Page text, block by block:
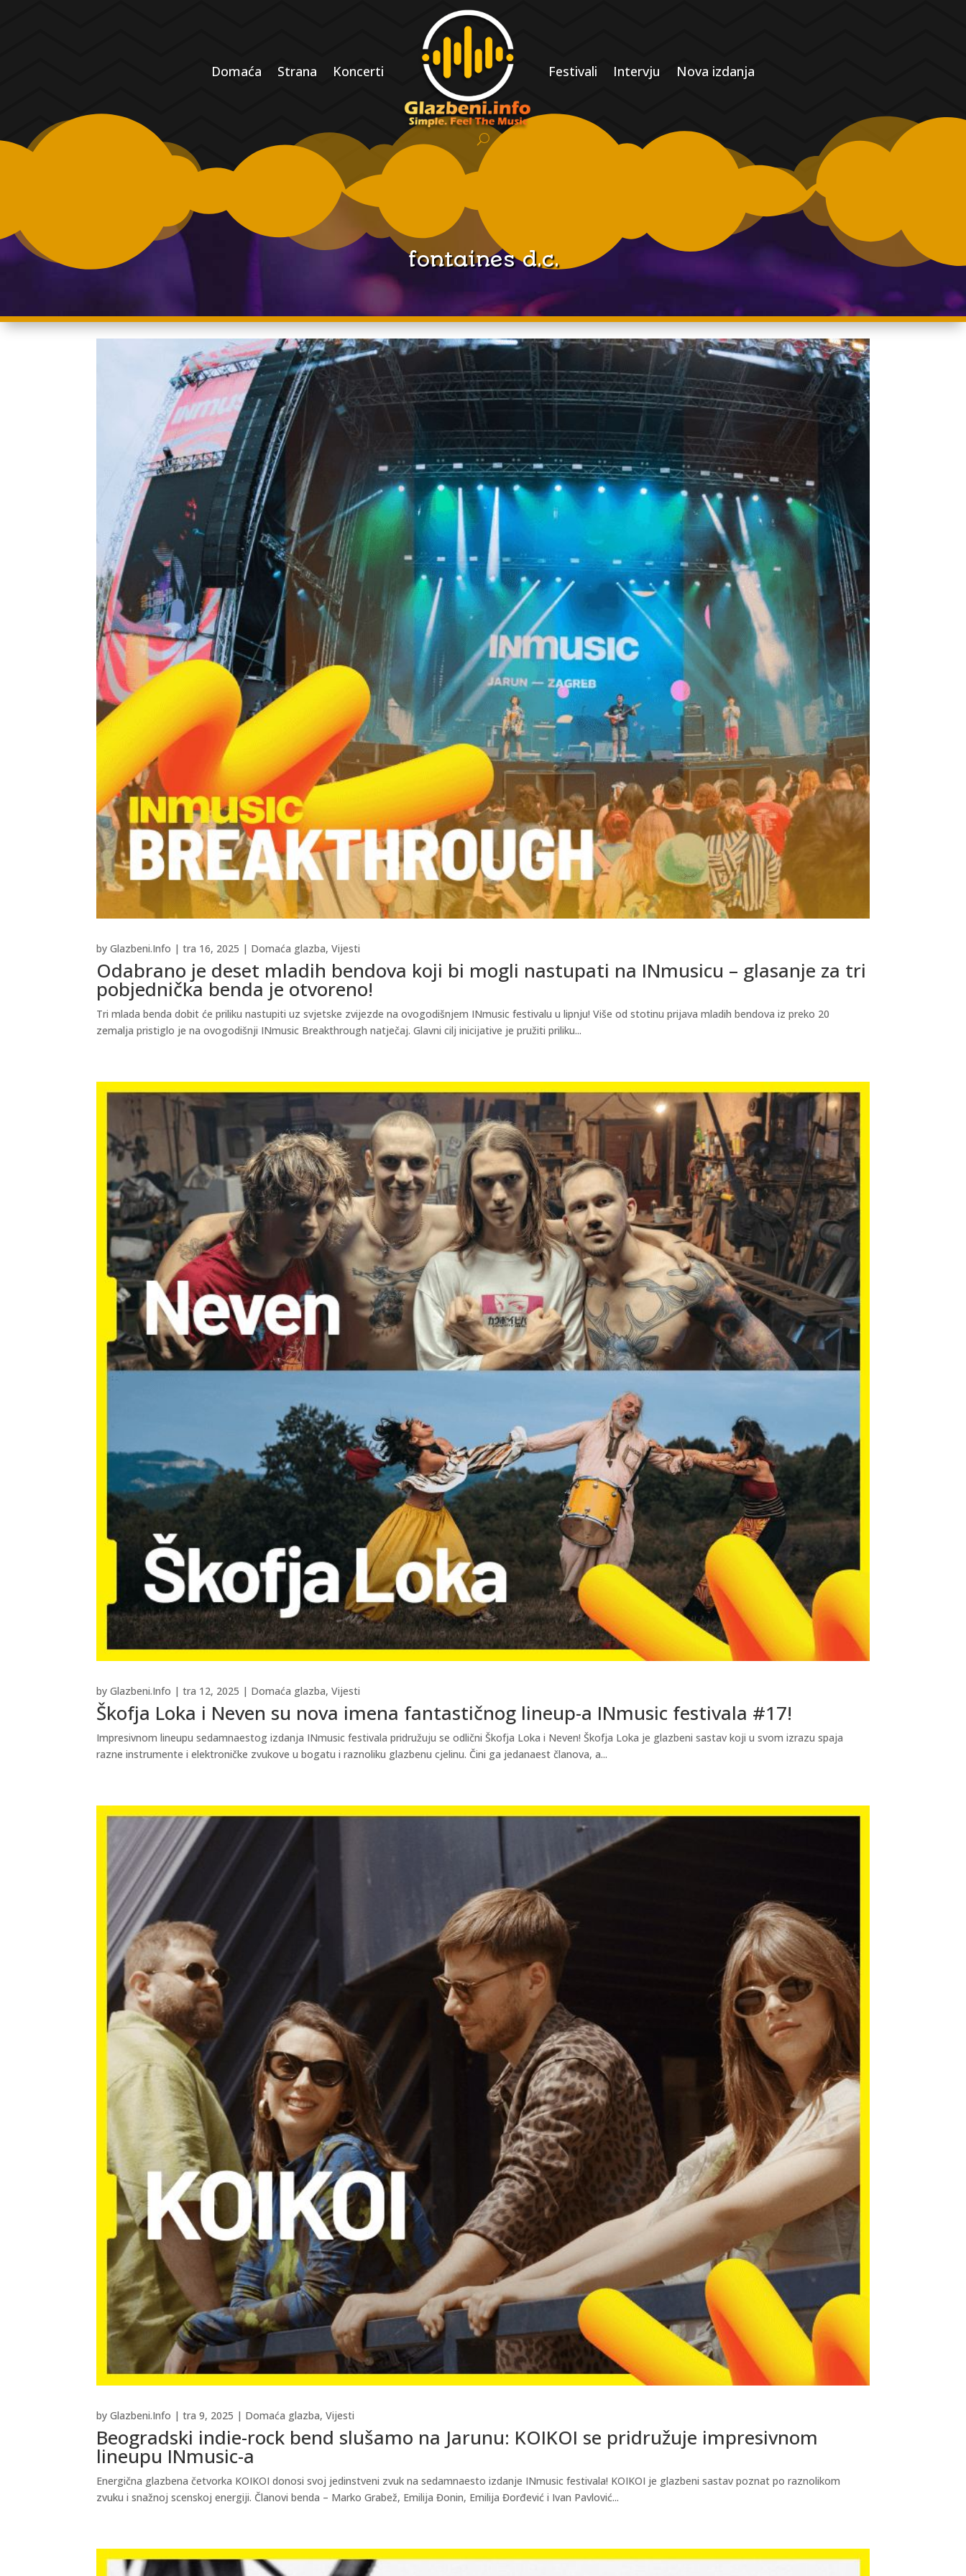
Domaća Strana Koncerti Festivali Intervju Nova izdanja
fontaines d.c.
Odabrano je deset mladih bendova koji bi mogli nastupati na INmusicu – glasanje za tri
pobjednička benda je otvoreno!
byGlazbeni.Info |tra 16, 2025 | Domaća glazba,Vijesti
Tri mlada benda dobit će priliku nastupiti uz svjetske zvijezde na ovogodišnjem INmusic festivalu u lipnju! Više od stotinu prijava mladih bendova iz preko 20
zemalja pristiglo je na ovogodišnji INmusic Breakthrough natječaj. Glavni cilj inicijative je pružiti priliku...
Škofja Loka i Neven su nova imena fantastičnog lineup-a INmusic festivala #17!
byGlazbeni.Info |tra 12, 2025 | Domaća glazba,Vijesti
Impresivnom lineupu sedamnaestog izdanja INmusic festivala pridružuju se odlični Škofja Loka i Neven! Škofja Loka je glazbeni sastav koji u svom izrazu spaja
razne instrumente i elektroničke zvukove u bogatu i raznoliku glazbenu cjelinu. Čini ga jedanaest članova, a...
Beogradski indie-rock bend slušamo na Jarunu: KOIKOI se pridružuje impresivnom
lineupu INmusic-a
byGlazbeni.Info |tra 9, 2025 | Domaća glazba,Vijesti
Energična glazbena četvorka KOIKOI donosi svoj jedinstveni zvuk na sedamnaesto izdanje INmusic festivala! KOIKOI je glazbeni sastav poznat po raznolikom
zvuku i snažnoj scenskoj energiji. Članovi benda – Marko Grabež, Emilija Đonin, Emilija Đorđević i Ivan Pavlović...